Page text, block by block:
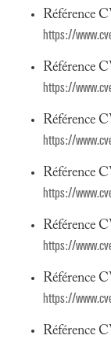
Référence
https://
Référence
https://
Référence
https://
Référence
https://
Référence
https://
Référence
https://
Référence